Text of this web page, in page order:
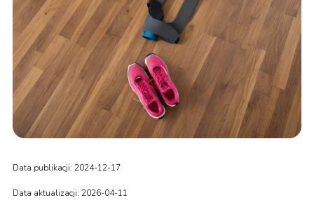
Data publikacji: 2024-12-17
Data aktualizacji: 2026-04-11